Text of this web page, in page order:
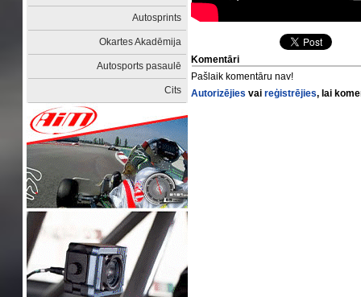
Autosprints
Okartes Akadēmija
Autosports pasaulē
Cits
Komentāri
Pašlaik komentāru nav!
Autorizējies vaireģistrējies, lai